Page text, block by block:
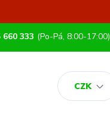
CZK
660 333 (Po-Pá, 8:00-17:00)